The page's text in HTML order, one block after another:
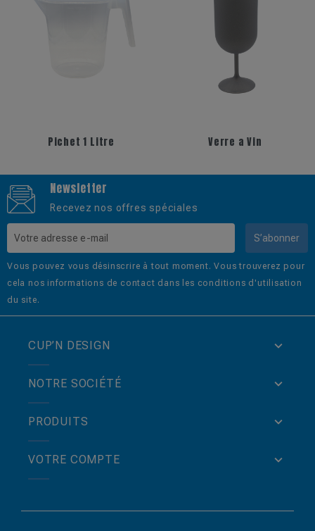
Pichet 1 Litre Verre a Vin
Newsletter
Recevez nos offres spéciales
S’abonner
Vous pouvez vous désinscrire à tout moment. Vous trouverez pour
cela nos informations de contact dans les conditions d'utilisation
du site.
CUP’N DESIGN
NOTRE SOCIÉTÉ
PRODUITS
VOTRE COMPTE